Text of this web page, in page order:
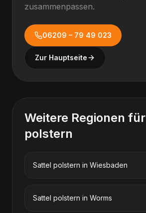
zusammenpassen.
06209 – 79 49 023
Zur Hauptseite
Weitere Regionen für
polstern
Sattel polstern in Wiesbaden
Sattel polstern in Worms